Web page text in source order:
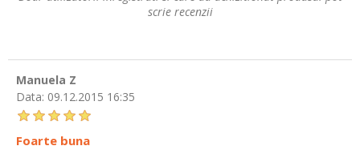
scrie recenzii
Manuela Z
Data: 09.12.2015 16:35
Foarte buna